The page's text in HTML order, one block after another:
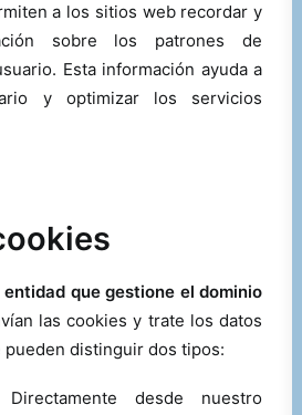
a los sitios web recordar y
sobre los patrones de
Esta información ayuda a
y optimizar los servicios
que gestione el dominio
las cookies y trate los datos
pueden distinguir dos tipos:
desde nuestro